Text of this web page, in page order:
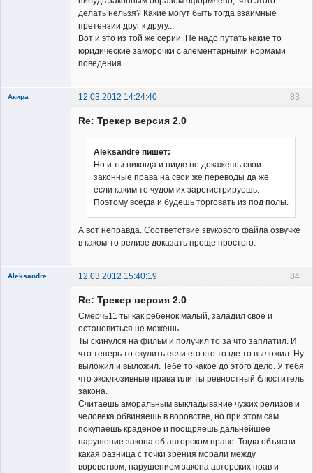
делать нельзя? Какие могут быть тогда взаимные
претензии друг к другу...
Вот и это из той же серии. Не надо путать какие то
юридические заморочки с элементарными нормами
поведения
83
Акира 12.03.2012 14:24:40
Re: Трекер версия 2.0
Aleksandre пишет:
Но и ты никогда и нигде не докажешь свои
законные права на свои же переводы да же
если каким то чудом их зарегистрируешь.
Поэтому всегда и будешь торговать из под полы.
А вот неправда. Соответствие звукового файла озвучке
в каком-то релизе доказать проще простого.
84
Aleksandre
12.03.2012 15:40:19
Re: Трекер версия 2.0
Смерчь11 ты как ребенок малый, заладил свое и
остановиться не можешь.
Ты скинулся на фильм и получил то за что заплатил. И
что теперь то скулить если его кто то где то выложил. Ну
выложил и выложил. Тебе то какое до этого дело. У тебя
что эксклюзивные права или ты ревностный блюститель
закона.
Считаешь аморальным выкладывание чужих релизов и
человека обвиняешь в воровстве, но при этом сам
покупаешь краденое и поощряешь дальнейшее
нарушение закона об авторском праве. Тогда объясни
какая разница с точки зрения морали между
воровством, нарушением закона авторских прав и